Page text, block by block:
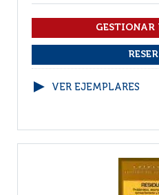
VER EJEMPLARES